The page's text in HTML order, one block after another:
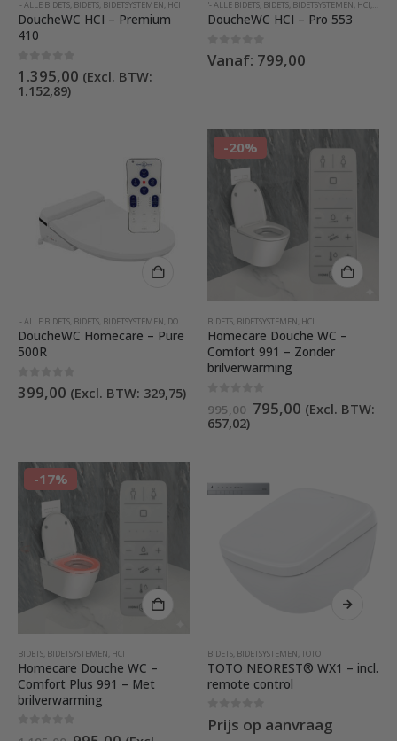
'- ALLE BIDETS BIDETS BIDETSYSTEMEN HCI
DoucheWC HCI – Premium
410
0 out of 5
1.395,00 (Excl. BTW:
1.152,89)
variaties.
op
de
'- ALLE BIDETS BIDETS BIDETSYSTEMEN HCI
DoucheWC HCI – Pro 553
0 out of 5
Vanaf: 799,00
'- ALLE BIDETS BIDETS BIDETSYSTEMEN DOUCHEWC'S MET AFSTANDSBEDIENING
DoucheWC Homecare – Pure
500R
0out of 5
399,00 (Excl. BTW: 329,75)
-20%
BIDETS BIDETSYSTEMEN HCI
Homecare Douche WC –
Comfort 991 – Zonder
brilverwarming
out of 5
995,00 Oorspronkelijke
prijs
795,00Huidige
prijs
(Excl. BTW:
657,02)
-17%
BIDETS BIDETSYSTEMEN HCI
Homecare Douche WC –
Comfort Plus 991 – Met
brilverwarming
BIDETS BIDETSYSTEMEN TOTO
TOTO NEOREST® WX1 – incl.
remote control
0out of 5
Prijs op aanvraag